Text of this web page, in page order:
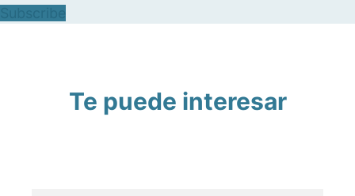
Te puede interesar